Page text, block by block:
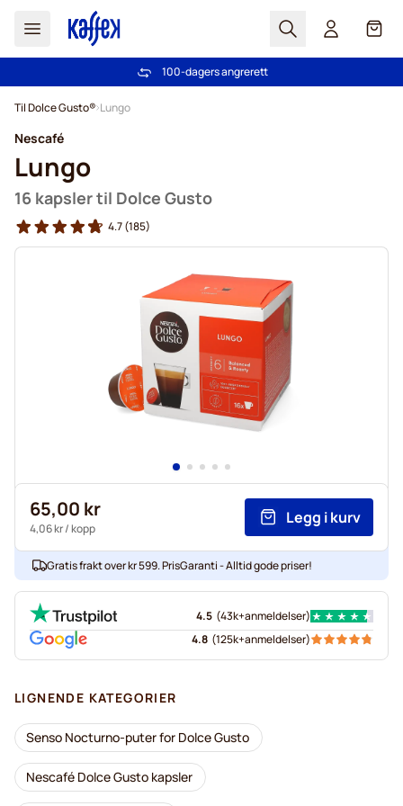
Søk Cart
Gratis frakt over kr 599
100-dagers angrerett
Til Dolce Gusto® Lungo
Nescafé
Lungo
16 kapsler til Dolce Gusto
4.7(185)
65,00 kr
4,06 kr/ kopp
Legg i kurv
Gratis frakt over kr 599. PrisGaranti - Alltid gode priser!
4.5 (43k+anmeldelser)
4.8 (125k+anmeldelser)
LIGNENDE KATEGORIER
Senso Nocturno-puter for Dolce Gusto
Nescafé Dolce Gusto kapsler